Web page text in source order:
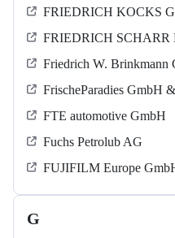
FRIEDRICH KOCKS
FRIEDRICH SCHARR
Friedrich W.
FrischeParadies GmbH
FTE automotive GmbH
Fuchs Petrolub AG
FUJIFILM Europe
G